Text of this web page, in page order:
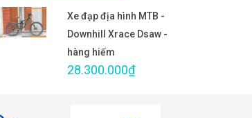
Xe đạp địa hình MTB -
Downhill Xrace Dsaw -
hàng hiếm
28.300.000₫